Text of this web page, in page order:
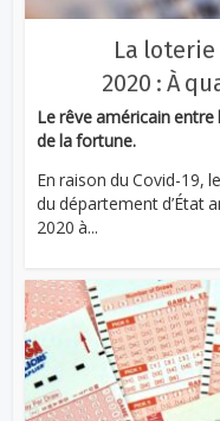
La
2020 : À
Le rêve américain entre
de la fortune.
En raison du Covid-19,
du département d’État
2020 à...